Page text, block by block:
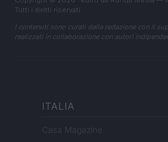
Tutti i diritti riservati
I contenuti sono curati dalla redazione con il
realizzati in collaborazione con autori
ITALIA
Casa Magazine